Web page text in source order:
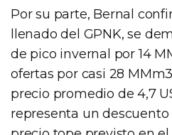
Por su parte, Bernal
llenado del GPNK, se
de pico invernal por 14
ofertas por casi 28
precio promedio de 4,7
representa un descuento